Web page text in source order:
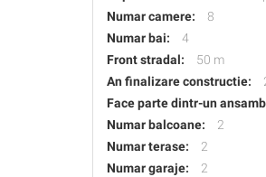
Numar camere:
8
Numar bai:
4
Front stradal:
50 m
An finalizare constructie:
Face parte dintr-un
Numar balcoane:
2
Numar terase:
2
Numar garaje:
2